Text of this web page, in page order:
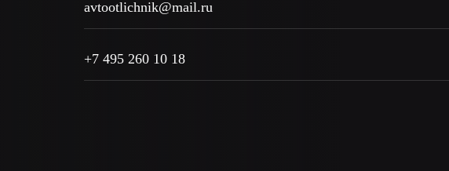
avtootlichnik@mail.ru
+7 495 260 10 18